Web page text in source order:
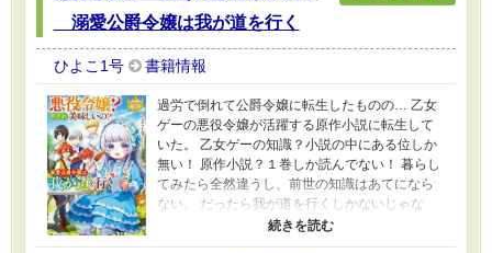
溺愛公爵令嬢は我が道を行く
ひよこ1号 書籍情報
過労で倒れて公爵令嬢に転生したものの… 乙女
ゲーの悪役令嬢が活躍する原作小説に転生して
いた。 乙女ゲーの知識？小説の中にある位しか
無い！ 原作小説？１巻しか読んでない！ 暮らし
てみたら全然違うし、前世の知識はあてになら
ない。 だったら我が道を行くしかないじゃな
い？ 両親と5人のイケメン兄達に溺愛される幼女
のほのぼの～殺伐ストーリーです。 本人無自覚